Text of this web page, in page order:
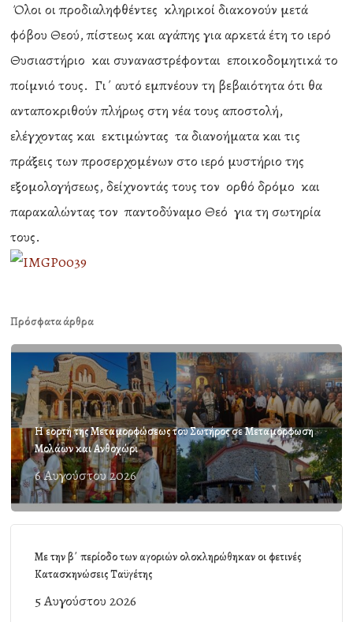
Όλοι οι προδιαληφθέντες κληρικοί διακονούν μετά
φόβου Θεού, πίστεως και αγάπης για αρκετά έτη το ιερό
Θυσιαστήριο και συναναστρέφονται εποικοδομητικά το
ποίμνιό τους. Γι΄ αυτό εμπνέουν τη βεβαιότητα ότι θα
ανταποκριθούν πλήρως στη νέα τους αποστολή,
ελέγχοντας και εκτιμώντας τα διανοήματα και τις
πράξεις των προσερχομένων στο ιερό μυστήριο της
εξομολογήσεως, δείχνοντάς τους τον ορθό δρόμο και
παρακαλώντας τον παντοδύναμο Θεό για τη σωτηρία
τους.
Πρόσφατα άρθρα
Η εορτή της Μεταμορφώσεως του Σωτήρος σε Μεταμόρφωση
Μολάων και Ανθοχώρι
6 Αυγούστου 2026
Με την β΄ περίοδο των αγοριών ολοκληρώθηκαν οι φετινές
Κατασκηνώσεις Ταϋγέτης
5 Αυγούστου 2026